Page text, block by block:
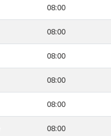
08:00
08:00
08:00
08:00
08:00
08:00